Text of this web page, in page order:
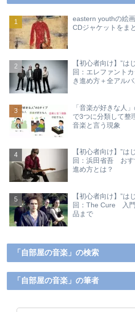
eastern youthの絵
CDジャケットをま
【初心者向け】”は
回：エレファント
き進め方＋全アル
「音楽が好きな人
で3つに分類して整
音楽と言う現象
【初心者向け】”は
回：浜田省吾 おす
進め方とは？
【初心者向け】”は
回：The Cure 入
品まで
「自部屋の音楽」の検索
「自部屋の音楽」の筆者